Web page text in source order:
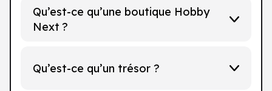
Qu’est-ce qu’une boutique Hobby
Next ?
Qu’est-ce qu’un trésor ?